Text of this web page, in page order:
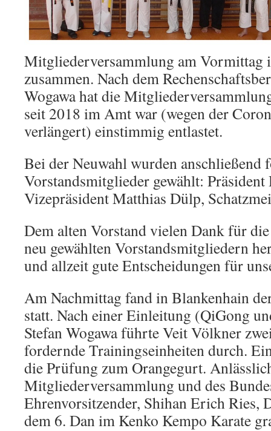
Mitgliederversammlung am Vormittag
zusammen. Nach dem
Wogawa hat die
seit 2018 im Amt war (wegen der
verlängert) einstimmig entlastet.
Bei der Neuwahl wurden anschließend
Vorstandsmitglieder gewählt: Präsident
Vizepräsident Matthias Dülp,
Dem alten Vorstand vielen Dank für
neu gewählten Vorstandsmitgliedern
und allzeit gute Entscheidungen für
Am Nachmittag fand in Blankenhain
statt. Nach einer Einleitung (QiGong
Stefan Wogawa führte Veit Völkner
fordernde Trainingseinheiten durch.
die Prüfung zum Orangegurt.
Mitgliederversammlung und des
Ehrenvorsitzender, Shihan Erich Ries,
dem 6. Dan im Kenko Kempo Karate